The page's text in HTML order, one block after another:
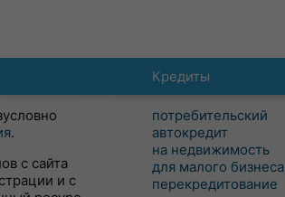
Кредиты
потребительский
автокредит
на недвижимость
для малого бизнеса
перекредитование
.
с сайта
и с